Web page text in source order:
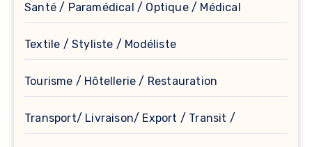
Santé / Paramédical / Optique / Médical
Textile / Styliste / Modéliste
Tourisme / Hôtellerie / Restauration
Transport/ Livraison/ Export / Transit /